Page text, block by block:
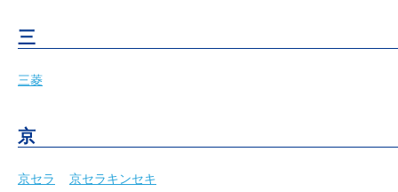
三
三菱
京
京セラ 京セラキンセキ